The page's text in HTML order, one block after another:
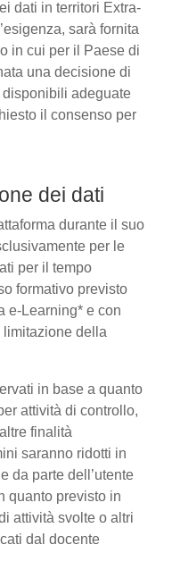
dati in territori Extra-
sarà fornita
in cui per il Paese di
una decisione di
adeguate
il consenso per
dei dati
durante il suo
per le
per il tempo
formativo previsto
e-Learning* e con
della
in base a quanto
attività di controllo,
finalità
saranno ridotti in
da parte dell’utente
quanto previsto in
attività svolte o altri
dal docente